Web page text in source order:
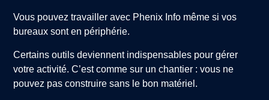
Vous pouvez travailler avec Phenix Info même si vos
bureaux sont en périphérie.
Certains outils deviennent indispensables pour gérer
votre activité. C’est comme sur un chantier : vous ne
pouvez pas construire sans le bon matériel.